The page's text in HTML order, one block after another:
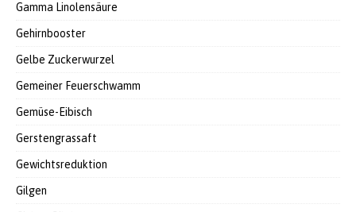
Gamma Linolensäure
Gehirnbooster
Gelbe Zuckerwurzel
Gemeiner Feuerschwamm
Gemüse-Eibisch
Gerstengrassaft
Gewichtsreduktion
Gilgen